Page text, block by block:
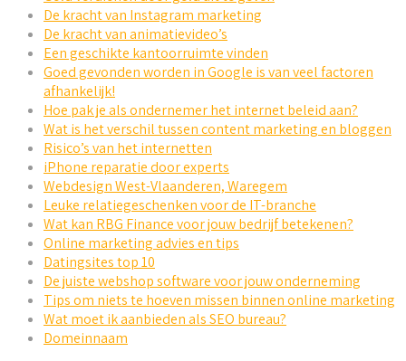
De kracht van Instagram marketing
De kracht van animatievideo’s
Een geschikte kantoorruimte vinden
Goed gevonden worden in Google is van veel factoren
afhankelijk!
Hoe pak je als ondernemer het internet beleid aan?
Wat is het verschil tussen content marketing en bloggen
Risico’s van het internetten
iPhone reparatie door experts
Webdesign West-Vlaanderen, Waregem
Leuke relatiegeschenken voor de IT-branche
Wat kan RBG Finance voor jouw bedrijf betekenen?
Online marketing advies en tips
Datingsites top 10
De juiste webshop software voor jouw onderneming
Tips om niets te hoeven missen binnen online marketing
Wat moet ik aanbieden als SEO bureau?
Domeinnaam